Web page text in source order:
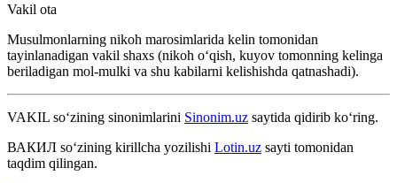
Vakil ota
Musulmonlarning nikoh marosimlarida kelin tomonidan
tayinlanadigan vakil shaxs (nikoh oʻqish, kuyov tomonning kelinga
beriladigan mol-mulki va shu kabilarni kelishishda qatnashadi).
VAKIL so‘zining sinonimlarini Sinonim.uz saytida qidirib ko‘ring.
ВАКИЛ so‘zining kirillcha yozilishi Lotin.uz sayti tomonidan
taqdim qilingan.